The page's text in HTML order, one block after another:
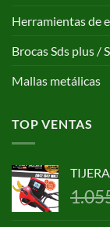
Herramientas de
Brocas Sds plus /
Mallas metálicas
TOP VENTAS